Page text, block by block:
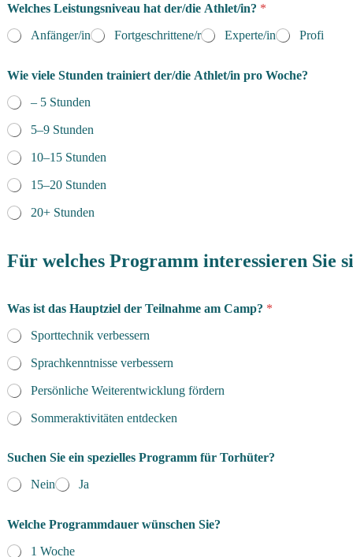
Welches Leistungsniveau hat der/die Athlet/in? *
Anfänger/in
Fortgeschrittene/r Experte/in Profi
Wie viele Stunden trainiert der/die Athlet/in pro Woche?
– 5 Stunden
5–9 Stunden
10–15 Stunden
15–20 Stunden
20+ Stunden
Für welches Programm interessieren Sie
Was ist das Hauptziel der Teilnahme am Camp? *
Sporttechnik verbessern
Sprachkenntnisse verbessern
Persönliche Weiterentwicklung fördern
Sommeraktivitäten entdecken
Suchen Sie ein spezielles Programm für Torhüter?
Nein
Ja
Welche Programmdauer wünschen Sie?
1 Woche